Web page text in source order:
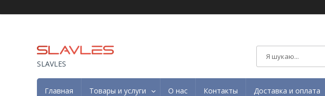
SLAVLES
Главная Товары и услуги О нас Контакты Доставка и оплата